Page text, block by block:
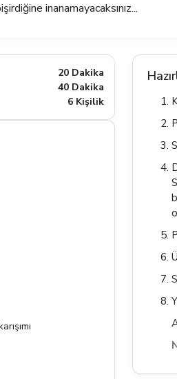
inanamayacaksınız...
20 Dakika
40 Dakika
6 Kişilik